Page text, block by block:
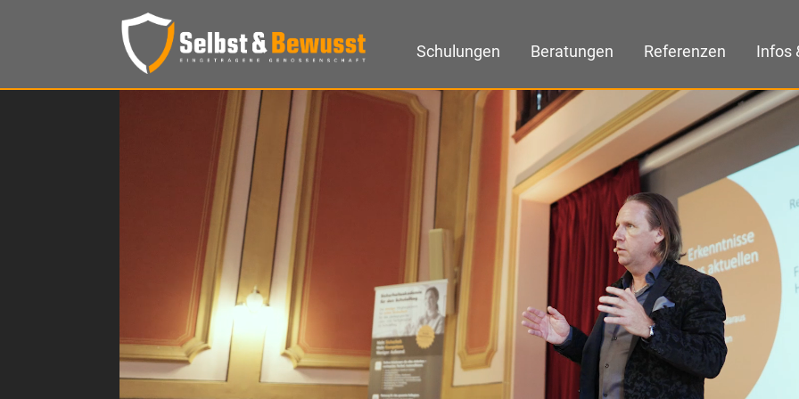
Schulungen Beratungen Referenzen Infos